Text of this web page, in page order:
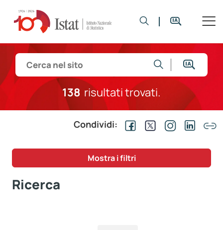
138 risultati trovati.
Condividi:
Mostra i filtri
Ricerca